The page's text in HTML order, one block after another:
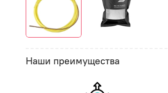
Наши преимущества